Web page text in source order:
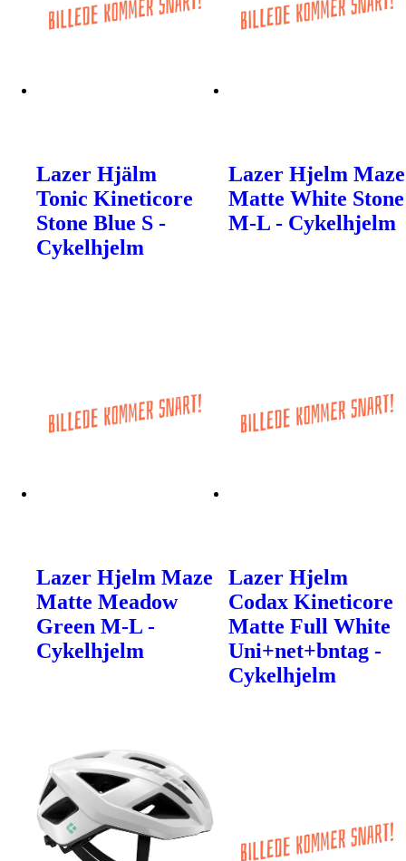
Lazer Hjälm
Tonic Kineticore
Stone Blue S -
Cykelhjelm
Lazer Hjelm Maze
Matte White Stone
M-L - Cykelhjelm
Lazer Hjelm Maze
Matte Meadow
Green M-L -
Cykelhjelm
Lazer Hjelm
Codax Kineticore
Matte Full White
Uni+net+bntag -
Cykelhjelm